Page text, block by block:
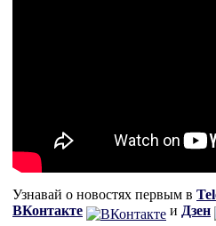
Узнавай о новостях первым в
ВКонтакте
и Дзен